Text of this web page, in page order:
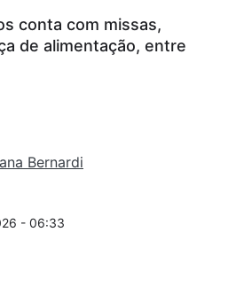
conta com missas,
de alimentação, entre
Bernardi
- 06:33